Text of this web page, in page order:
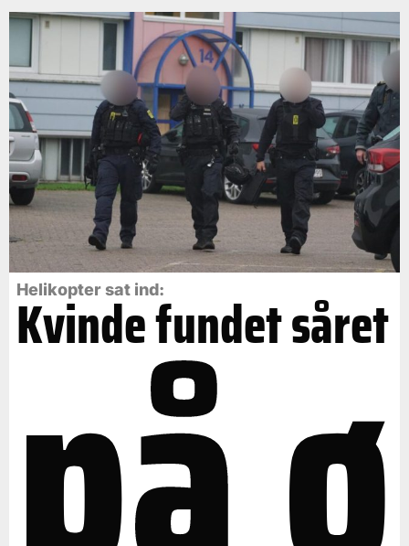
Helikopter sat ind:
Kvinde fundet såret